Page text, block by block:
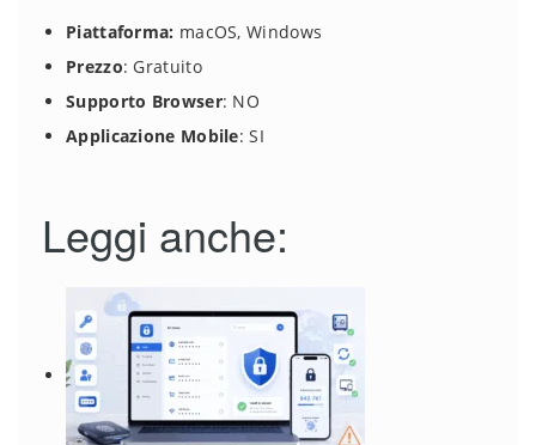
Piattaforma: macOS, Windows
Prezzo: Gratuito
Supporto Browser: NO
Applicazione Mobile: SI
Leggi anche: